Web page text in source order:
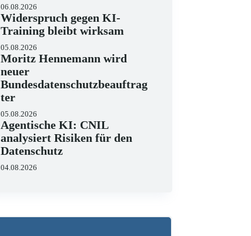
06.08.2026
Widerspruch gegen KI-
Training bleibt wirksam
05.08.2026
Moritz Hennemann wird
neuer
Bundesdatenschutzbeauftrag
ter
05.08.2026
Agentische KI: CNIL
analysiert Risiken für den
Datenschutz
04.08.2026